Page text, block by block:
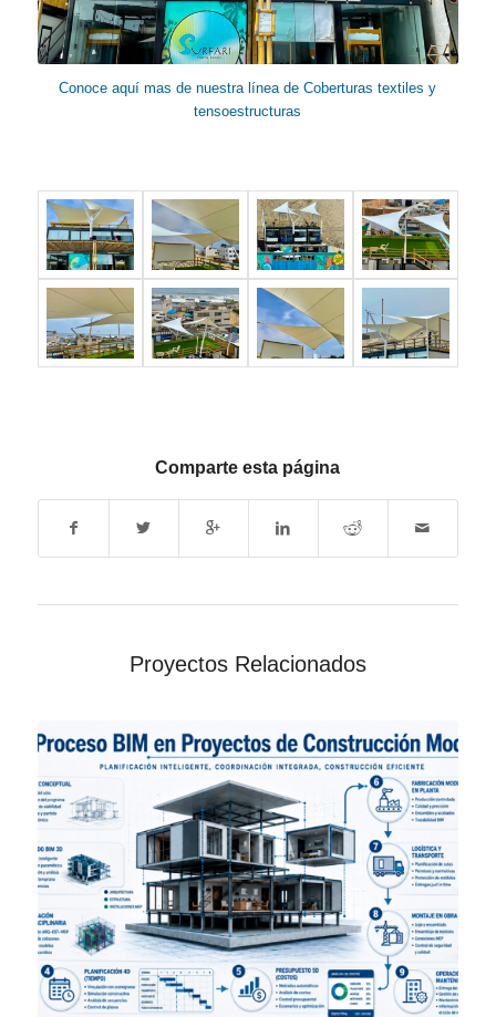
Conoce aquí mas de nuestra línea de Coberturas textiles y
tensoestructuras
Comparte esta página
Proyectos Relacionados